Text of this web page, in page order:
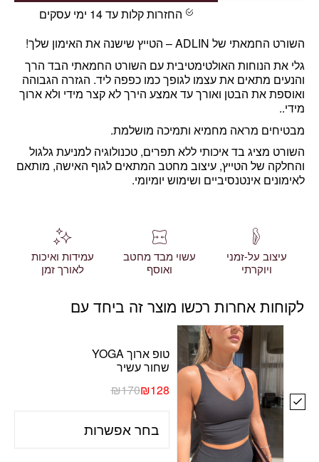
השורט החמאתי של ADLIN – הטייץ שישנה את האימון שלך!
גלי את הנוחות האולטימטיבית עם השורט החמאתי הבד הרך
והנעים מתאים את עצמו לגופך כמו כפפה ליד. הגזרה הגבוהה
ואוספת את הבטן ואורך עד אמצע הירך לא קצר מידי ולא ארוך
מידי..
מבטיחים מראה מחמיא ותמיכה מושלמת.
השורט מציג בד איכותי ללא תפרים, טכנולוגיה למניעת גלגול
והחלקה של הטייץ, עיצוב מחטב המתאים לגוף האישה, מותאם
לאימונים אינטנסיביים ושימוש יומיומי.
החזרות קלות עד 14 ימי עסקים
עיצוב על-זמני
ויוקרתי
עשוי מבד מחטב
ואוסף
עמידות ואיכות
לאורך זמן
לקוחות אחרות רכשו מוצר זה ביחד עם
טופ ארוך YOGA
שחור עשיר
₪170₪128